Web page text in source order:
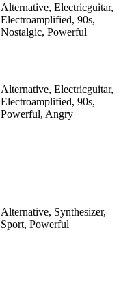
Alternative, Electricguitar,
Electroamplified, 90s,
Nostalgic, Powerful
Alternative, Electricguitar,
Electroamplified, 90s,
Powerful, Angry
Alternative, Synthesizer,
Sport, Powerful